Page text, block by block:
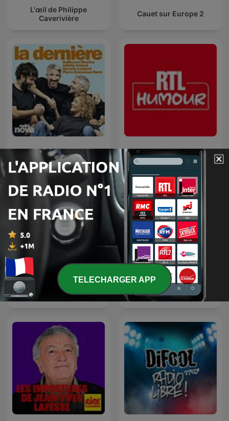
L'œil de Philippe
Caverivière
Cauet sur Europe 2
La dernière RTL Humour
La riposte
James O'Brien's Mystery
Hour
TELECHARGER APP